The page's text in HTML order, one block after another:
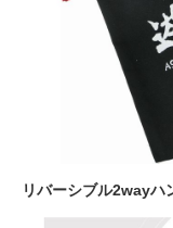
リバーシブル2wayハ